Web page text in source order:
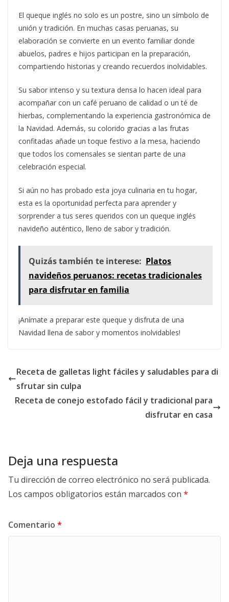
El queque inglés no solo es un postre, sino un símbolo de
unión y tradición. En muchas casas peruanas, su
elaboración se convierte en un evento familiar donde
abuelos, padres e hijos participan en la preparación,
compartiendo historias y creando recuerdos inolvidables.
Su sabor intenso y su textura densa lo hacen ideal para
acompañar con un café peruano de calidad o un té de
hierbas, complementando la experiencia gastronómica de
la Navidad. Además, su colorido gracias a las frutas
confitadas añade un toque festivo a la mesa, haciendo
que todos los comensales se sientan parte de una
celebración especial.
Si aún no has probado esta joya culinaria en tu hogar,
esta es la oportunidad perfecta para aprender y
sorprender a tus seres queridos con un queque inglés
navideño auténtico, lleno de sabor y tradición.
Quizás también te interese: Platos
navideños peruanos: recetas tradicionales
para disfrutar en familia
¡Anímate a preparar este queque y disfruta de una
Navidad llena de sabor y momentos inolvidables!
Receta de galletas light fáciles y saludables para di
sfrutar sin culpa
Receta de conejo estofado fácil y tradicional para
disfrutar en casa
Deja una respuesta
Tu dirección de correo electrónico no será publicada.
Los campos obligatorios están marcados con *
Comentario *